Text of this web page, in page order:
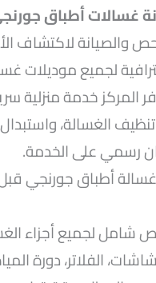
غسالات أطباق
والصيانة لاكتشاف
لجميع موديلات
المركز خدمة منزلية
الغسالة،
رسمي على الخدمة.
أطباق جورنجي
شامل لجميع أجزاء
الفلاتر، دورة